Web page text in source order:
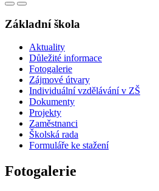
Základní škola
Aktuality
Důležité informace
Fotogalerie
Zájmové útvary
Individuální vzdělávání v ZŠ
Dokumenty
Projekty
Zaměstnanci
Školská rada
Formuláře ke stažení
Fotogalerie